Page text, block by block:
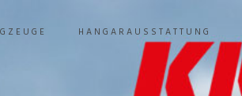
HANGARAUSSTATTUNG